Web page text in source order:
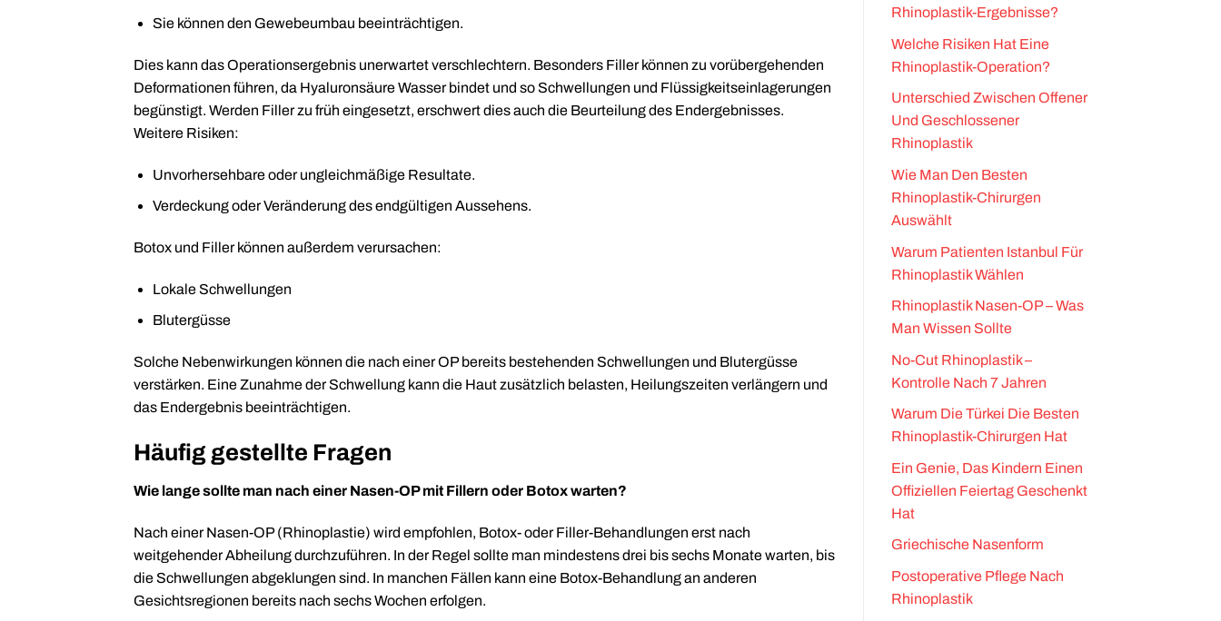
Sie können den Gewebeumbau beeinträchtigen.
Dies kann das Operationsergebnis unerwartet verschlechtern. Besonders Filler können zu vorübergehenden
Deformationen führen, da Hyaluronsäure Wasser bindet und so Schwellungen und Flüssigkeitseinlagerungen
begünstigt. Werden Filler zu früh eingesetzt, erschwert dies auch die Beurteilung des Endergebnisses.
Weitere Risiken:
Unvorhersehbare oder ungleichmäßige Resultate.
Verdeckung oder Veränderung des endgültigen Aussehens.
Botox und Filler können außerdem verursachen:
Lokale Schwellungen
Blutergüsse
Solche Nebenwirkungen können die nach einer OP bereits bestehenden Schwellungen und Blutergüsse
verstärken. Eine Zunahme der Schwellung kann die Haut zusätzlich belasten, Heilungszeiten verlängern und
das Endergebnis beeinträchtigen.
Häufig gestellte Fragen
Wie lange sollte man nach einer Nasen-OP mit Fillern oder Botox warten?
Nach einer Nasen-OP (Rhinoplastie) wird empfohlen, Botox- oder Filler-Behandlungen erst nach
weitgehender Abheilung durchzuführen. In der Regel sollte man mindestens drei bis sechs Monate warten, bis
die Schwellungen abgeklungen sind. In manchen Fällen kann eine Botox-Behandlung an anderen
Gesichtsregionen bereits nach sechs Wochen erfolgen.
Rhinoplastik-Ergebnisse?
Welche Risiken Hat Eine
Rhinoplastik-Operation?
Unterschied Zwischen Offener
Und Geschlossener
Rhinoplastik
Wie Man Den Besten
Rhinoplastik-Chirurgen
Auswählt
Warum Patienten Istanbul Für
Rhinoplastik Wählen
Rhinoplastik Nasen-OP – Was
Man Wissen Sollte
No-Cut Rhinoplastik –
Kontrolle Nach 7 Jahren
Warum Die Türkei Die Besten
Rhinoplastik-Chirurgen Hat
Ein Genie, Das Kindern Einen
Offiziellen Feiertag Geschenkt
Hat
Griechische Nasenform
Postoperative Pflege Nach
Rhinoplastik